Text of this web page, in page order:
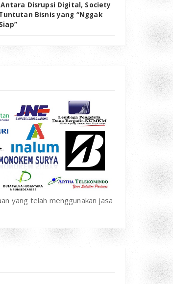
Antara Disrupsi Digital, Society
Bisnis yang “Nggak
yang telah menggunakan jasa